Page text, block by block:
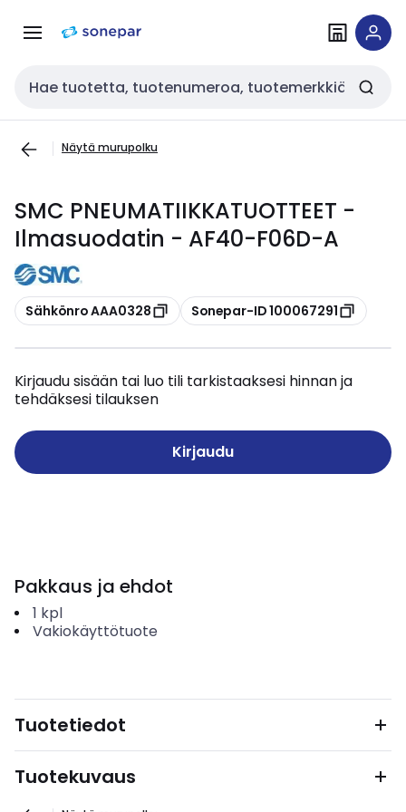
navigointiinsisältöön
Haku
Näytä murupolku
SMC PNEUMATIIKKATUOTTEET -
Ilmasuodatin - AF40-F06D-A
Kopioi
Sähkönro AAA0328 Kopioi
Sonepar-ID 100067291
Kirjaudu sisään tai luo tili tarkistaaksesi hinnan ja
tehdäksesi tilauksen
Kirjaudu
Pakkaus ja ehdot
1 kpl
Vakiokäyttötuote
Tuotetiedot
Tuotekuvaus